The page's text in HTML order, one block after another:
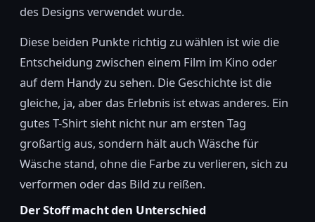
des Designs verwendet wurde.
Diese beiden Punkte richtig zu wählen ist wie die
Entscheidung zwischen einem Film im Kino oder
auf dem Handy zu sehen. Die Geschichte ist die
gleiche, ja, aber das Erlebnis ist etwas anderes. Ein
gutes T-Shirt sieht nicht nur am ersten Tag
großartig aus, sondern hält auch Wäsche für
Wäsche stand, ohne die Farbe zu verlieren, sich zu
verformen oder das Bild zu reißen.
Der Stoff macht den Unterschied